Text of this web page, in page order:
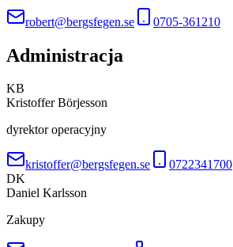
robert@bergsfegen.se 0705-361210
Administracja
KB
Kristoffer Börjesson
dyrektor operacyjny
kristoffer@bergsfegen.se
0722341700
DK
Daniel Karlsson
Zakupy